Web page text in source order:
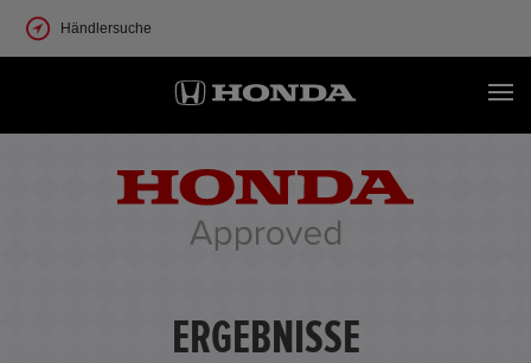
Händlersuche
ERGEBNISSE